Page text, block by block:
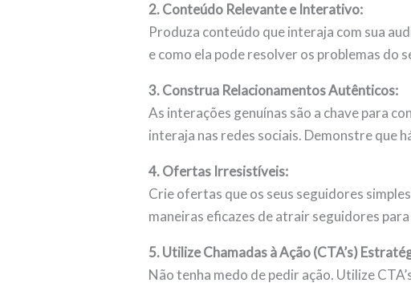
2. Conteúdo Relevante e Interativo:
Produza conteúdo que interaja com sua
e como ela pode resolver os problemas do
3. Construa Relacionamentos Autênticos:
As interações genuínas são a chave para
interaja nas redes sociais. Demonstre que
4. Ofertas Irresistíveis:
Crie ofertas que os seus seguidores
maneiras eficazes de atrair seguidores
5. Utilize Chamadas à Ação (CTA’s)
Não tenha medo de pedir ação. Utilize